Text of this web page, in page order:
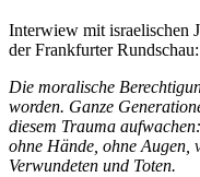
Interwiew mit israelischen
der Frankfurter Rundschau:
Die moralische
worden. Ganze
diesem Trauma
ohne Hände, ohne Augen,
Verwundeten und Toten.